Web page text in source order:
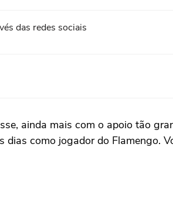
das redes sociais
ainda mais com o apoio tão
como jogador do Flamengo.